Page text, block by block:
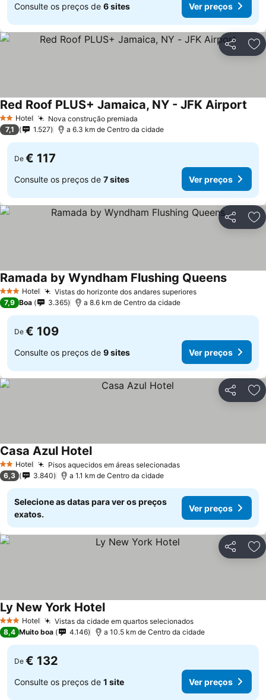
Consulte os preços de 6 sites Ver preços
Partilhar
2 Estrelas
Hotel Nova construção premiada
Red Roof PLUS+ Jamaica, NY - JFK Airport
7,1 1.527 a 6.3 km de Centro da cidade
De € 117
Consulte os preços de 7 sites Ver preços
Partilhar
3 EstrelasHotel Vistas do horizonte dos andares superiores
Ramada by Wyndham Flushing Queens
7,9 Boa 3.365 a 8.6 km de Centro da cidade
De € 109
Consulte os preços de 9 sites Ver preços
Partilhar
2 Estrelas
Hotel Pisos aquecidos em áreas selecionadas
Casa Azul Hotel
6,3 3.840 a 1.1 km de Centro da cidade
Selecione as datas para ver os preços
exatos.
Ver preços
Partilhar
3 EstrelasHotel Vistas da cidade em quartos selecionados
Ly New York Hotel
8,4 Muito boa 4.146 a 10.5 km de Centro da cidade
De € 132
Consulte os preços de 1 site Ver preços